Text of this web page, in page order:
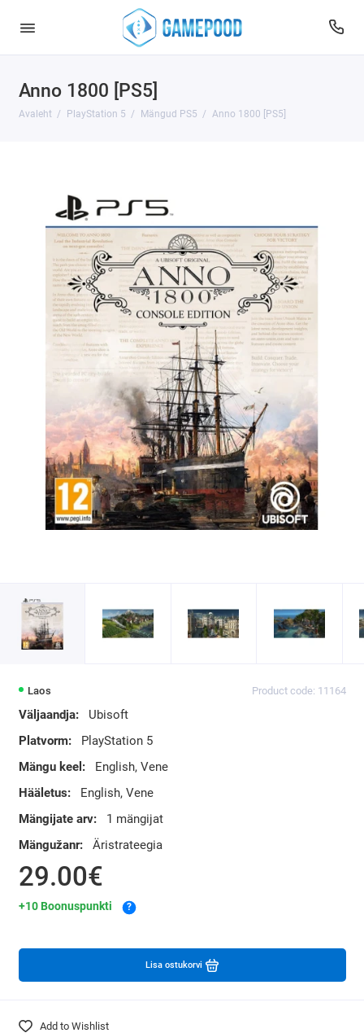
Anno 1800 [PS5]
Avaleht PlayStation 5 Mängud PS5 Anno 1800 [PS5]
Laos Product code: 11164
Väljaandja:
Ubisoft
Platvorm:
PlayStation 5
Mängu keel:
English, Vene
Hääletus:
English, Vene
Mängijate arv:
1 mängijat
Mängužanr:
Äristrateegia
29.00€
+10 Boonuspunkti ?
Lisa ostukorvi
Add to Wishlist